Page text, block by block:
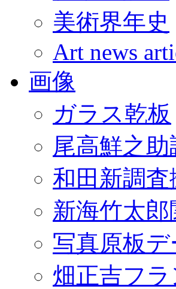
美術界年史
Art news
画像
ガラス乾板
尾高鮮之
和田新調査
新海竹太
写真原板
畑正吉フ